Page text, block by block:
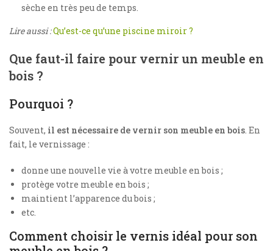
sèche en très peu de temps.
Lire aussi :Qu’est-ce qu’une piscine miroir ?
Que faut-il faire pour vernir un meuble en
bois ?
Pourquoi ?
Souvent, il est nécessaire de vernir son meuble en bois. En
fait, le vernissage :
donne une nouvelle vie à votre meuble en bois ;
protège votre meuble en bois ;
maintient l’apparence du bois ;
etc.
Comment choisir le vernis idéal pour son